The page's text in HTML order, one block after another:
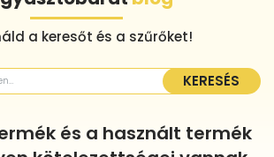
a keresőt és a szűrőket!
KERESÉS
és a használt termék